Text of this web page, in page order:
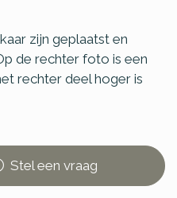
zijn geplaatst en
de rechter foto is een
rechter deel hoger is
Steleen vraag